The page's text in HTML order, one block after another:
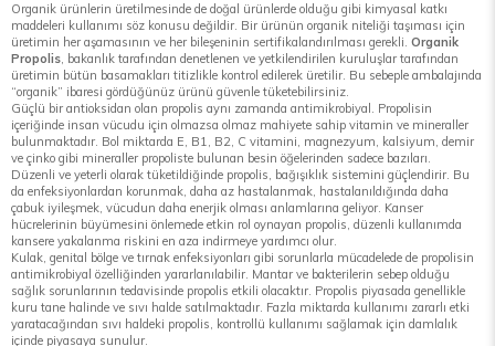
Organik ürünlerin üretilmesinde de doğal ürünlerde olduğu gibi kimyasal katkı
maddeleri kullanımı söz konusu değildir. Bir ürünün organik niteliği taşıması için
üretimin her aşamasının ve her bileşeninin sertifikalandırılması gerekli. Organik
Propolis, bakanlık tarafından denetlenen ve yetkilendirilen kuruluşlar tarafından
üretimin bütün basamakları titizlikle kontrol edilerek üretilir. Bu sebeple ambalajında
“organik” ibaresi gördüğünüz ürünü güvenle tüketebilirsiniz.
Güçlü bir antioksidan olan propolis aynı zamanda antimikrobiyal. Propolisin
içeriğinde insan vücudu için olmazsa olmaz mahiyete sahip vitamin ve mineraller
bulunmaktadır. Bol miktarda E, B1, B2, C vitamini, magnezyum, kalsiyum, demir
ve çinko gibi mineraller propoliste bulunan besin öğelerinden sadece bazıları.
Düzenli ve yeterli olarak tüketildiğinde propolis, bağışıklık sistemini güçlendirir. Bu
da enfeksiyonlardan korunmak, daha az hastalanmak, hastalanıldığında daha
çabuk iyileşmek, vücudun daha enerjik olması anlamlarına geliyor. Kanser
hücrelerinin büyümesini önlemede etkin rol oynayan propolis, düzenli kullanımda
kansere yakalanma riskini en aza indirmeye yardımcı olur.
Kulak, genital bölge ve tırnak enfeksiyonları gibi sorunlarla mücadelede de propolisin
antimikrobiyal özelliğinden yararlanılabilir. Mantar ve bakterilerin sebep olduğu
sağlık sorunlarının tedavisinde propolis etkili olacaktır. Propolis piyasada genellikle
kuru tane halinde ve sıvı halde satılmaktadır. Fazla miktarda kullanımı zararlı etki
yaratacağından sıvı haldeki propolis, kontrollü kullanımı sağlamak için damlalık
içinde piyasaya sunulur.